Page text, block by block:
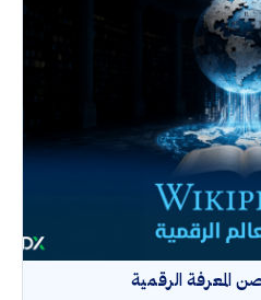
المعرفة الرقمية